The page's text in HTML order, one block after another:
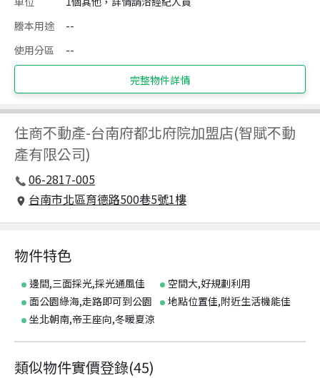
謄本用途
--
使用分區
--
完整物件詳情
住商不動產-台南府都北府院加盟店(智賦不動
產有限公司)
06-2817-005
台南市北區育德路500巷5號1樓
物件特色
邊間,三面採光,採光通風佳
空間大,好規劃利用
面公園綠海,走路即可到公園
地點位置佳,附近生活機能佳
坐北朝南,帝王座向,冬暖夏涼
類似物件實價登錄(45)